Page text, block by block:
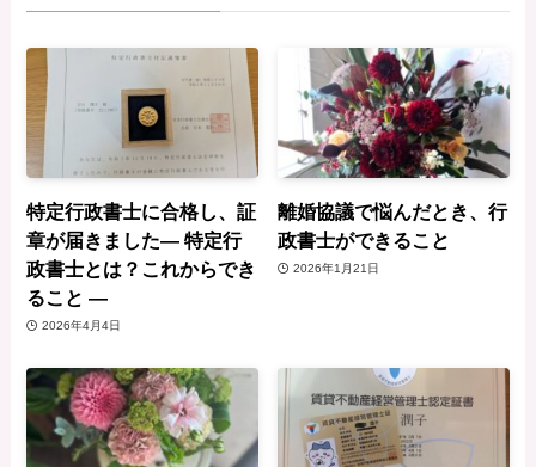
特定行政書士に合格し、証
章が届きました— 特定行
政書士とは？これからでき
ること —
2026年4月4日
離婚協議で悩んだとき、行
政書士ができること
2026年1月21日